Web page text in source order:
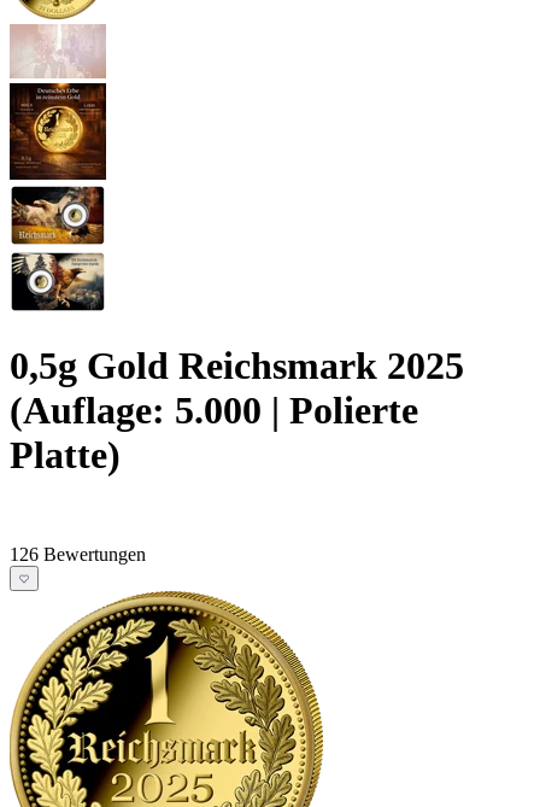
0,5g Gold Reichsmark 2025
(Auflage: 5.000 | Polierte
Platte)
126 Bewertungen